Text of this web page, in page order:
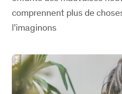
comprennent plus de
l’imaginons